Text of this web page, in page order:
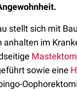
stellt sich mit
anhalten im
sowie eine